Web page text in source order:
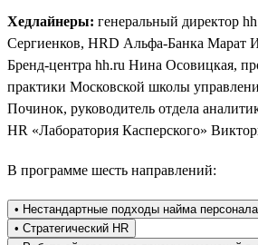
Хедлайнеры: генеральный директор
Сергиенков, HRD Альфа-Банка Марат
Бренд-центра hh.ru Нина Осовицкая,
практики Московской школы
Починок, руководитель отдела
HR «Лаборатория Касперского»
В программе шесть направлений:
• Нестандартные подходы найма персонала
• Стратегический HR